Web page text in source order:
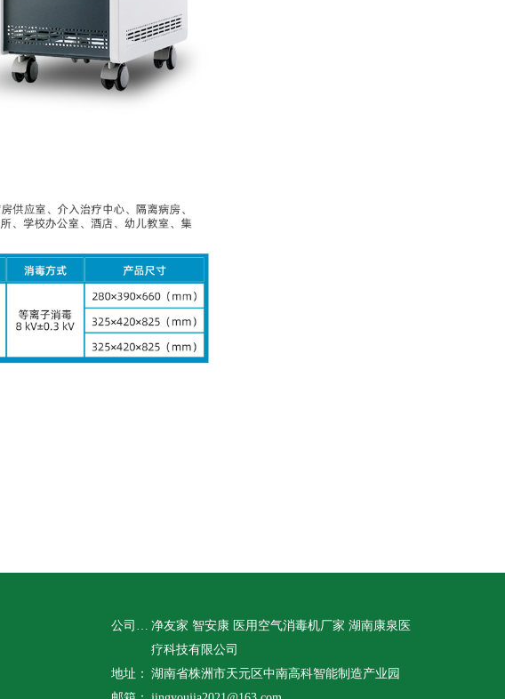
公司名称： 净友家 智安康 医用空气消毒机厂家 湖南康泉医
疗科技有限公司
地址： 湖南省株洲市天元区中南高科智能制造产业园